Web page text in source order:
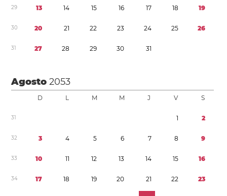
29 13 14 15 16 17 18 19
30 20 21 22 23 24 25 26
31 27 28 29 30 31
Agosto2053
D L M M J V S
31 1 2
32 3 4 5 6 7 8 9
33 10 11 12 13 14 15 16
34 17 18 19 20 21 22 23